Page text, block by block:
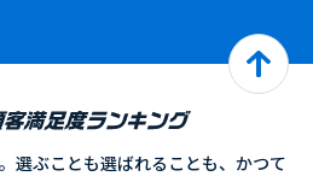
選ぶことも選ばれることも、かつて